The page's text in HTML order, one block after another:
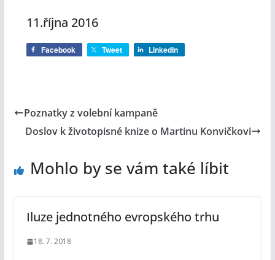
11.října 2016
Facebook Tweet LinkedIn
Poznatky z volební kampaně
Doslov k životopisné knize o Martinu Konvičkovi
Mohlo by se vám také líbit
Iluze jednotného evropského trhu
18. 7. 2018